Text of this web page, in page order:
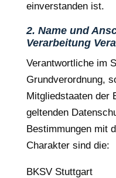
einverstanden ist.
2. Name und
Verarbeitung
Verantwortliche im
Grundverordnung,
Mitgliedstaaten der
geltenden
Bestimmungen mit
Charakter sind die:
BKSV Stuttgart